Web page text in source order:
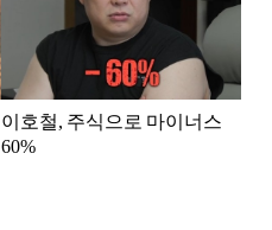
이호철, 주식으로 마이너스
60%